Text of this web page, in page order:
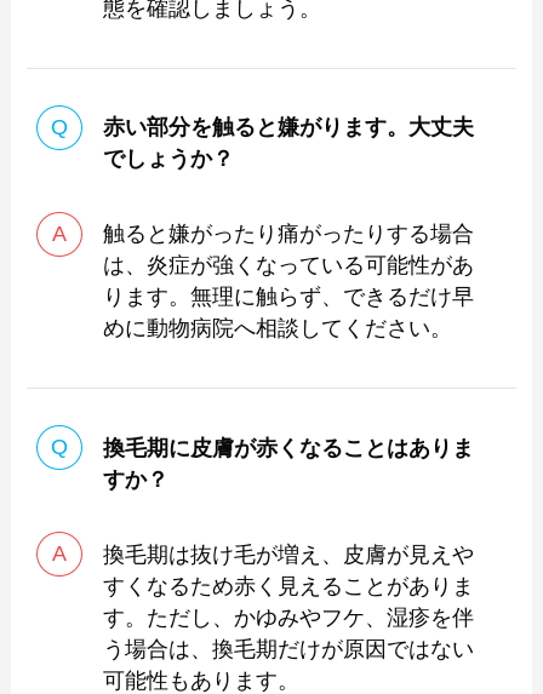
態を確認しましょう。
赤い部分を触ると嫌がります。大丈夫
でしょうか？
触ると嫌がったり痛がったりする場合
は、炎症が強くなっている可能性があ
ります。無理に触らず、できるだけ早
めに動物病院へ相談してください。
換毛期に皮膚が赤くなることはありま
すか？
換毛期は抜け毛が増え、皮膚が見えや
すくなるため赤く見えることがありま
す。ただし、かゆみやフケ、湿疹を伴
う場合は、換毛期だけが原因ではない
可能性もあります。